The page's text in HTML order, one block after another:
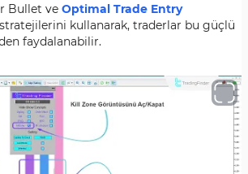
Bullet ve Optimal Trade Entry
kullanarak, traderlar bu güçlü
faydalanabilir.